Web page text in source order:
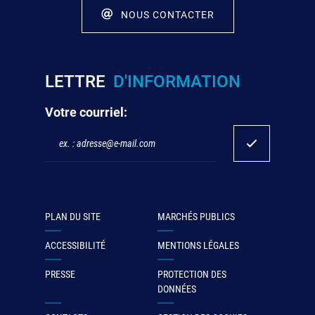
NOUS CONTACTER
LETTRE D'INFORMATION
Votre courriel:
PLAN DU SITE MARCHÉS PUBLICS
ACCESSIBILITÉ MENTIONS LÉGALES
PRESSE
PROTECTION DES
DONNÉES